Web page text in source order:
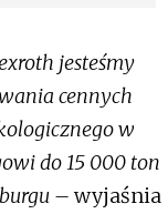
jesteśmy
cennych
w
do 15 000 ton
–wyjaśnia